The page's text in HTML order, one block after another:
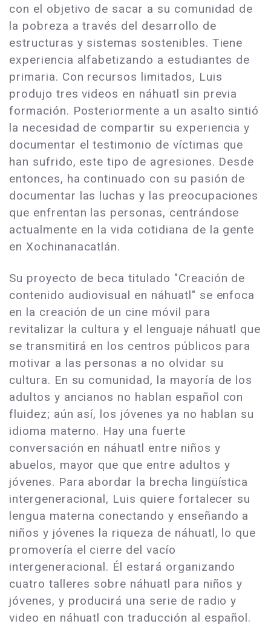
con el objetivo de sacar a su comunidad de
la pobreza a través del desarrollo de
estructuras y sistemas sostenibles. Tiene
experiencia alfabetizando a estudiantes de
primaria. Con recursos limitados, Luis
produjo tres videos en náhuatl sin previa
formación. Posteriormente a un asalto sintió
la necesidad de compartir su experiencia y
documentar el testimonio de víctimas que
han sufrido, este tipo de agresiones. Desde
entonces, ha continuado con su pasión de
documentar las luchas y las preocupaciones
que enfrentan las personas, centrándose
actualmente en la vida cotidiana de la gente
en Xochinanacatlán.
Su proyecto de beca titulado "Creación de
contenido audiovisual en náhuatl" se enfoca
en la creación de un cine móvil para
revitalizar la cultura y el lenguaje náhuatl que
se transmitirá en los centros públicos para
motivar a las personas a no olvidar su
cultura. En su comunidad, la mayoría de los
adultos y ancianos no hablan español con
fluidez; aún así, los jóvenes ya no hablan su
idioma materno. Hay una fuerte
conversación en náhuatl entre niños y
abuelos, mayor que que entre adultos y
jóvenes. Para abordar la brecha lingüística
intergeneracional, Luis quiere fortalecer su
lengua materna conectando y enseñando a
niños y jóvenes la riqueza de náhuatl, lo que
promovería el cierre del vacío
intergeneracional. Él estará organizando
cuatro talleres sobre náhuatl para niños y
jóvenes, y producirá una serie de radio y
video en náhuatl con traducción al español.